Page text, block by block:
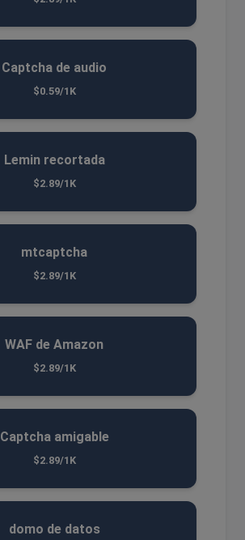
Captcha de audio
$0.59/1K
Lemin recortada
$2.89/1K
mtcaptcha
$2.89/1K
WAF de Amazon
$2.89/1K
Captcha amigable
$2.89/1K
domo de datos